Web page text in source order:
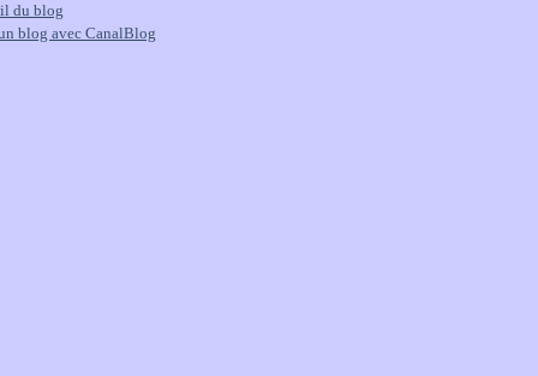
du blog
blog avec CanalBlog